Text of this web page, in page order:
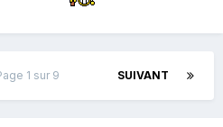
SUIVANT
1 sur 9